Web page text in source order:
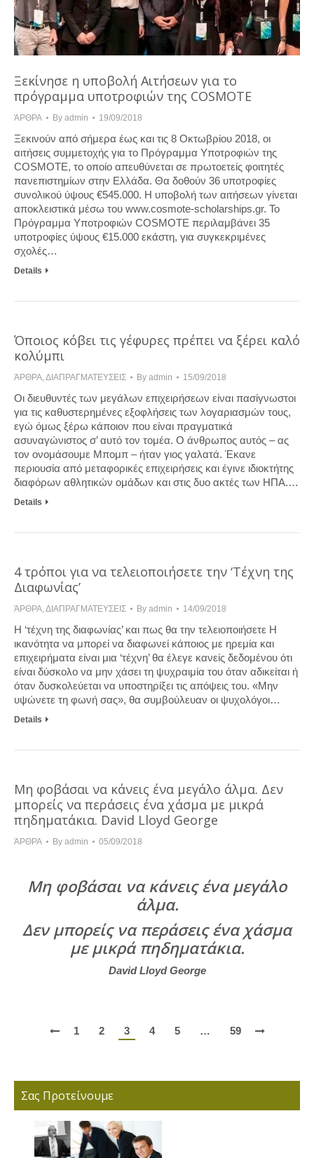
Ξεκίνησε η υποβολή Αιτήσεων για το
πρόγραμμα υποτροφιών της COSMOTE
ΆΡΘΡΑ By admin 19/09/2018
Ξεκινούν από σήμερα έως και τις 8 Οκτωβρίου 2018, οι
αιτήσεις συμμετοχής για το Πρόγραμμα Υποτροφιών της
COSMOTE, το οποίο απευθύνεται σε πρωτοετείς φοιτητές
πανεπιστημίων στην Ελλάδα. Θα δοθούν 36 υποτροφίες
συνολικού ύψους €545.000. Η υποβολή των αιτήσεων γίνεται
αποκλειστικά μέσω του www.cosmote-scholarships.gr. Το
Πρόγραμμα Υποτροφιών COSMOTE περιλαμβάνει 35
υποτροφίες ύψους €15.000 εκάστη, για συγκεκριμένες
σχολές…
Details
Όποιος κόβει τις γέφυρες πρέπει να ξέρει καλό
κολύμπι
ΆΡΘΡΑ ΔΙΑΠΡΑΓΜΑΤΕΥΣΕΙΣ By admin 15/09/2018
Οι διευθυντές των μεγάλων επιχειρήσεων είναι πασίγνωστοι
για τις καθυστερημένες εξοφλήσεις των λογαριασμών τους,
εγώ όμως ξέρω κάποιον που είναι πραγματικά
ασυναγώνιστος σ’ αυτό τον τομέα. Ο άνθρωπος αυτός – ας
τον ονομάσουμε Μπομπ – ήταν γιος γαλατά. Έκανε
περιουσία από μεταφορικές επιχειρήσεις και έγινε ιδιοκτήτης
διαφόρων αθλητικών ομάδων και στις δυο ακτές των ΗΠΑ.…
Details
4 τρόποι για να τελειοποιήσετε την ‘Τέχνη της
Διαφωνίας’
ΆΡΘΡΑ ΔΙΑΠΡΑΓΜΑΤΕΥΣΕΙΣ By admin 14/09/2018
Η ‘τέχνη της διαφωνίας’ και πως θα την τελειοποιήσετε Η
ικανότητα να μπορεί να διαφωνεί κάποιος με ηρεμία και
επιχειρήματα είναι μια ‘τέχνη’ θα έλεγε κανείς δεδομένου ότι
είναι δύσκολο να μην χάσει τη ψυχραιμία του όταν αδικείται ή
όταν δυσκολεύεται να υποστηρίξει τις απόψεις του. «Μην
υψώνετε τη φωνή σας», θα συμβούλευαν οι ψυχολόγοι…
Details
Μη φοβάσαι να κάνεις ένα μεγάλο άλμα. Δεν
μπορείς να περάσεις ένα χάσμα με μικρά
πηδηματάκια. David Lloyd George
ΆΡΘΡΑ By admin 05/09/2018
Μη φοβάσαι να κάνεις ένα μεγάλο
άλμα.
Δεν μπορείς να περάσεις ένα χάσμα
με μικρά πηδηματάκια.
David Lloyd George
1 2 3 4 5 … 59
Σας Προτείνουμε